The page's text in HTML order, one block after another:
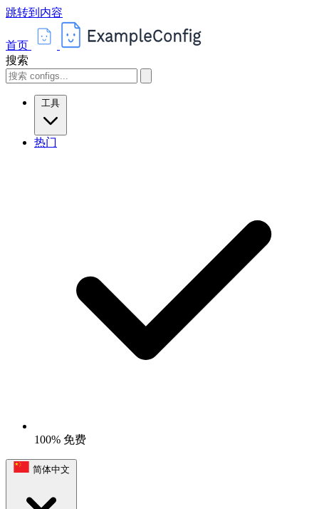
跳转到内容
首页
搜索
工具
热门
100% 免费
简体中文